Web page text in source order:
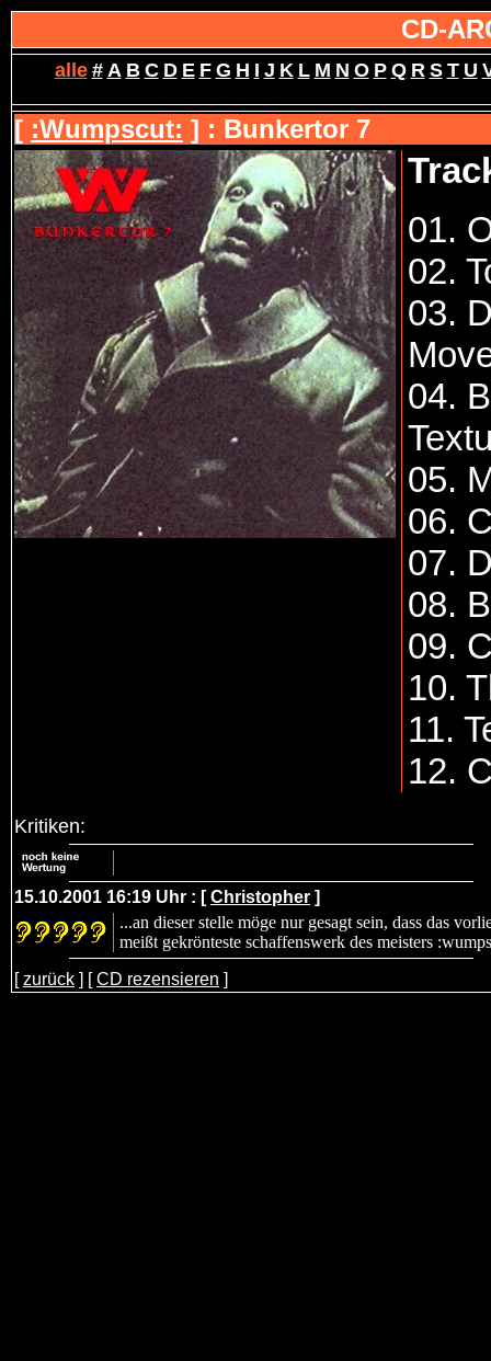
CD-
alle # A B C D E F G H I J K L M N O P Q R S T U
[ :Wumpscut: ] : Bunkertor 7
01.
02.
03.
04.
05.
06.
07.
08.
09.
10.
11.
12.
Kritiken:
15.10.2001 16:19 Uhr : [Christopher ]
...an dieser stelle möge nur gesagt sein, dass das
meißt gekrönteste schaffenswerk des meisters
[zurück ] [CD rezensieren ]